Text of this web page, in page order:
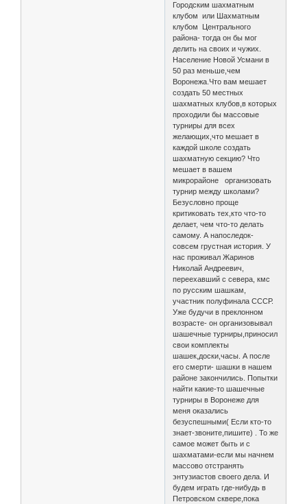
Городским шахматным
клубом или Шахматным
клубом Центрального
района- тогда он бы мог
делить на своих и чужих.
Население Новой Усмани в
50 раз меньше,чем
Воронежа.Что вам мешает
создать 50 местных
шахматных клубов,в которых
проходили бы массовые
турниры для всех
желающих,что мешает в
каждой школе создать
шахматную секцию? Что
мешает в вашем
микрорайоне организовать
турнир между школами?
Безусловно проще
критиковать тех,кто что-то
делает, чем что-то делать
самому. А напоследок-
совсем грустная история. У
нас проживал Жаринов
Николай Андреевич,
переехавший с севера, кмс
по русским шашкам,
участник полуфинала СССР.
Уже будучи в преклонном
возрасте- он организовывал
шашечные турниры,приносил
свои комплекты
шашек,доски,часы. А после
его смерти- шашки в нашем
районе закончились. Попытки
найти какие-то шашечные
турниры в Воронеже для
меня оказались
безуспешными( Если кто-то
знает-звоните,пишите) . То же
самое может быть и с
шахматами-если мы начнем
массово отстранять
энтузиастов своего дела. И
будем играть где-нибудь в
Петровском сквере,пока